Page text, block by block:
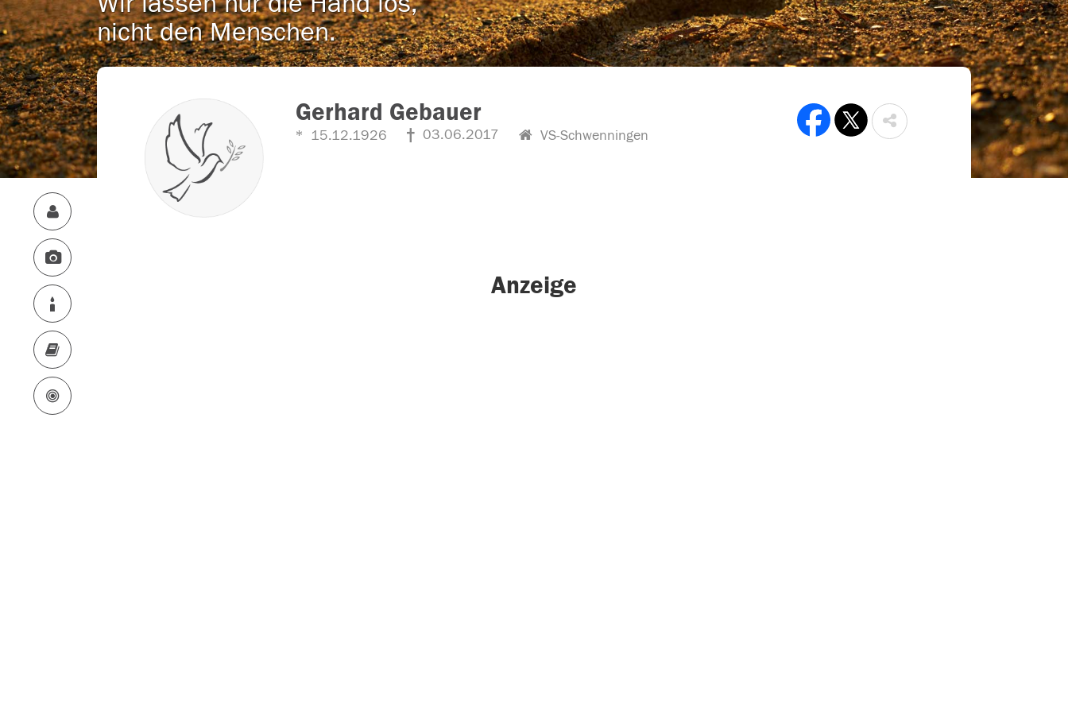
nicht den Menschen.
Gerhard Gebauer
15.12.1926 03.06.2017 VS-Schwenningen
Anzeige